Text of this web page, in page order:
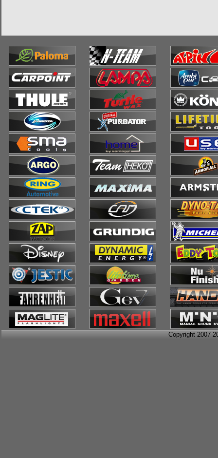
Copyright 2007-